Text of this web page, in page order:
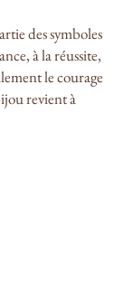
des symboles
à la réussite,
le courage
revient à